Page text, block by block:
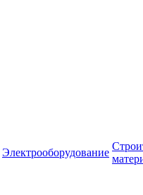
Электрооборудование